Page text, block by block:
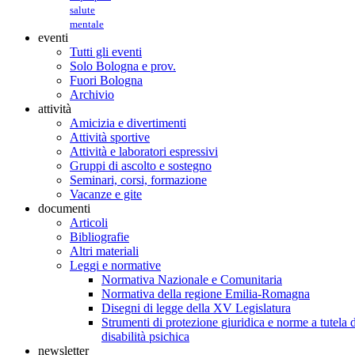
salute
mentale
eventi
Tutti gli eventi
Solo Bologna e prov.
Fuori Bologna
Archivio
attività
Amicizia e divertimenti
Attività sportive
Attività e laboratori espressivi
Gruppi di ascolto e sostegno
Seminari, corsi, formazione
Vacanze e gite
documenti
Articoli
Bibliografie
Altri materiali
Leggi e normative
Normativa Nazionale e Comunitaria
Normativa della regione Emilia-Romagna
Disegni di legge della XV Legislatura
Strumenti di protezione giuridica e norme a tutela
disabilità psichica
newsletter